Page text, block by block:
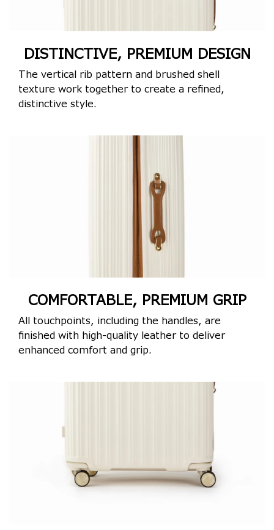
DISTINCTIVE, PREMIUM DESIGN
The vertical rib pattern and brushed shell
texture work together to create a refined,
distinctive style.
COMFORTABLE, PREMIUM GRIP
All touchpoints, including the handles, are
finished with high-quality leather to deliver
enhanced comfort and grip.